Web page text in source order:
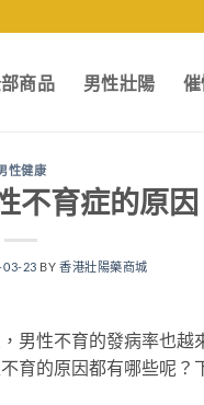
商品 男性壯陽
性健康
不育症的原因
03-23 BY香港壯陽藥商城
男性不育的發病率也越
育的原因都有哪些呢？